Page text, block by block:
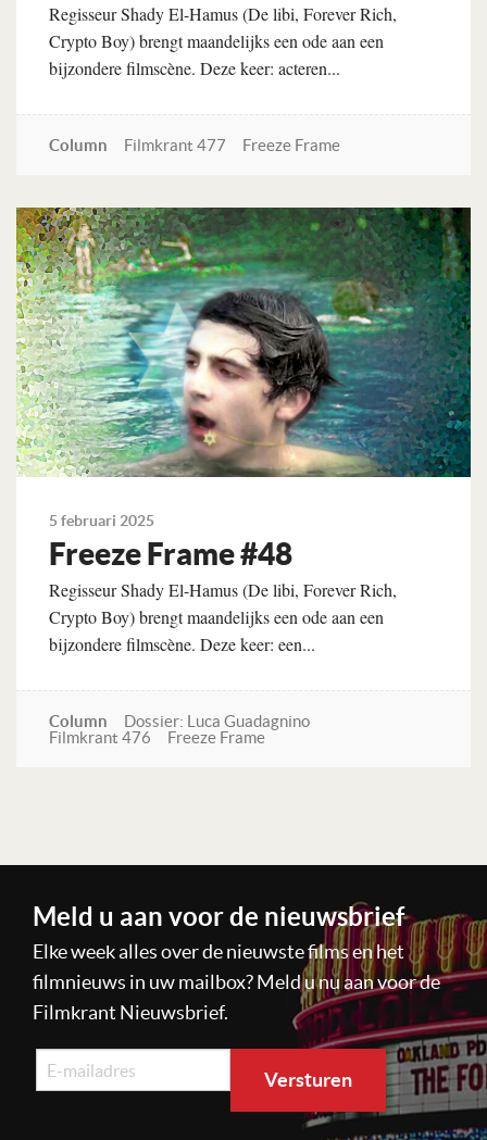
Regisseur Shady El-Hamus (De libi, Forever Rich,
Crypto Boy) brengt maandelijks een ode aan een
bijzondere filmscène. Deze keer: acteren...
Column Filmkrant 477 Freeze Frame
Lees verder
5 februari 2025
Freeze Frame #48
Regisseur Shady El-Hamus (De libi, Forever Rich,
Crypto Boy) brengt maandelijks een ode aan een
bijzondere filmscène. Deze keer: een...
Column
Dossier: Luca Guadagnino
Filmkrant 476
Freeze Frame
Meld u aan voor de nieuwsbrief
Elke week alles over de nieuwste films en het
filmnieuws in uw mailbox? Meld u nu aan voor de
Filmkrant Nieuwsbrief.